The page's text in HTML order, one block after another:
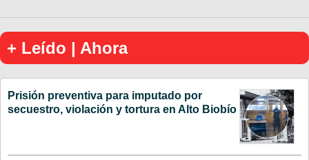
+ Leído | Ahora
Prisión preventiva para imputado por
secuestro, violación y tortura en Alto Biobío